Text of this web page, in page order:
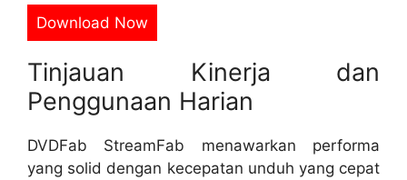
Download Now
Tinjauan Kinerja dan
Penggunaan Harian
DVDFab StreamFab menawarkan performa
yang solid dengan kecepatan unduh yang cepat